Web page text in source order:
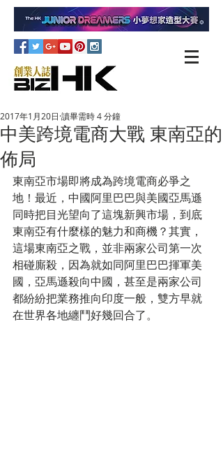
中美跨境電商大戰 東南亞的
佈局
2017年1月20日 讀畢需時 4 分鐘
東南亞市場即將成為跨境電商必爭之
地！最近，中國阿里巴巴與美國亞馬遜
同時把目光望向了這塊新興市場，到底
東南亞有什麼樣的魅力和商機？其實，
這場東南亞之戰，並非兩家公司第一次
相碰廝殺，因為就如同阿里巴巴揮軍美
國，亞馬遜殺向中國，甚至是兩家公司
都紛紛把業務推向印度一般，雙方早就
在世界各地纏鬥好幾回合了。